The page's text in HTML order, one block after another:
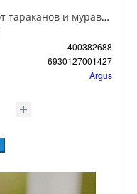
Argus Клеевая ловушка-домик от тараканов и муравьев
400382688
6930127001427
Argus